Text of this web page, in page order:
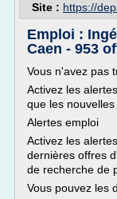
Site : https://
Emploi :
Caen - 953
Vous n'avez pas
Activez les
que les
Alertes emploi
Activez les
dernières offres
de recherche de
Vous pouvez les